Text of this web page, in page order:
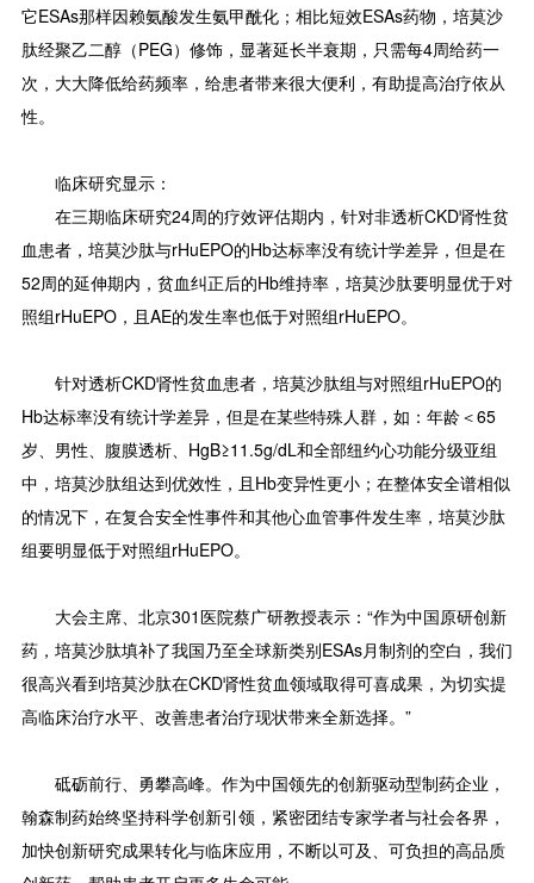
它ESAs那样因赖氨酸发生氨甲酰化；相比短效ESAs药物，培莫沙
肽经聚乙二醇（PEG）修饰，显著延长半衰期，只需每4周给药一
次，大大降低给药频率，给患者带来很大便利，有助提高治疗依从
性。
临床研究显示：
在三期临床研究24周的疗效评估期内，针对非透析CKD肾性贫
血患者，培莫沙肽与rHuEPO的Hb达标率没有统计学差异，但是在
52周的延伸期内，贫血纠正后的Hb维持率，培莫沙肽要明显优于对
照组rHuEPO，且AE的发生率也低于对照组rHuEPO。
针对透析CKD肾性贫血患者，培莫沙肽组与对照组rHuEPO的
Hb达标率没有统计学差异，但是在某些特殊人群，如：年龄＜65
岁、男性、腹膜透析、HgB≥11.5g/dL和全部纽约心功能分级亚组
中，培莫沙肽组达到优效性，且Hb变异性更小；在整体安全谱相似
的情况下，在复合安全性事件和其他心血管事件发生率，培莫沙肽
组要明显低于对照组rHuEPO。
大会主席、北京301医院蔡广研教授表示：“作为中国原研创新
药，培莫沙肽填补了我国乃至全球新类别ESAs月制剂的空白，我们
很高兴看到培莫沙肽在CKD肾性贫血领域取得可喜成果，为切实提
高临床治疗水平、改善患者治疗现状带来全新选择。”
砥砺前行、勇攀高峰。作为中国领先的创新驱动型制药企业，
翰森制药始终坚持科学创新引领，紧密团结专家学者与社会各界，
加快创新研究成果转化与临床应用，不断以可及、可负担的高品质